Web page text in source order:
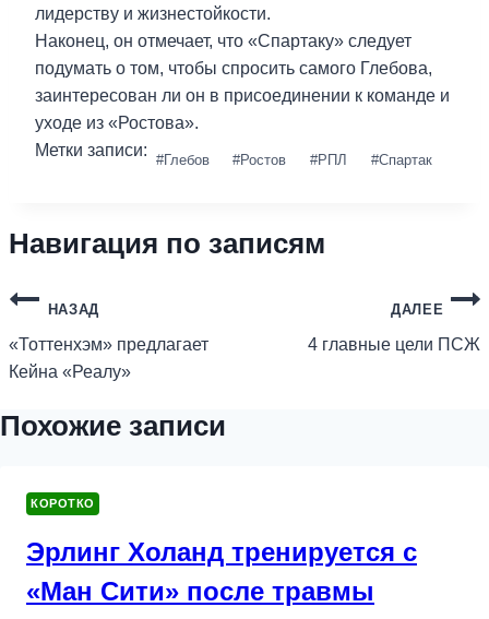
лидерству и жизнестойкости.
Наконец, он отмечает, что «Спартаку» следует
подумать о том, чтобы спросить самого Глебова,
заинтересован ли он в присоединении к команде и
уходе из «Ростова».
Метки записи: #Глебов #Ростов #РПЛ #Спартак
Навигация по записям
НАЗАД
«Тоттенхэм» предлагает
Кейна «Реалу»
ДАЛЕЕ
4 главные цели ПСЖ
Похожие записи
КОРОТКО
Эрлинг Холанд тренируется с
«Ман Сити» после травмы